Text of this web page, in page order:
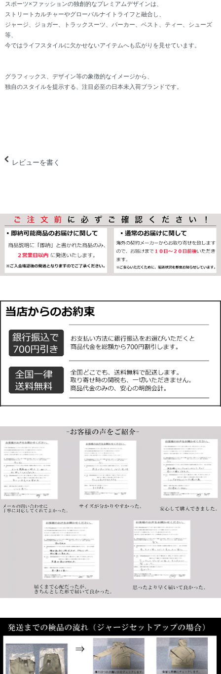
スポーツ×ファッションの独創的なプレミアムデザインは、
ストリートカルチャーやグローバルナイトライフと融合し、
ジャージ、ジョガー、トラックスーツ、パーカー、ベスト、ティー、シューズ
等、
今ではライフスタイルに欠かせないアイテムへも広がりを見せています。
グラフィックス、デザイン等の象徴的なイメージから、
独自のスタイルを提示する、注目必至の日本未入荷ブランドです。
レビューを書く